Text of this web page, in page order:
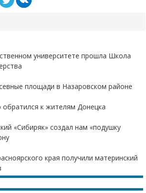
университете прошла Школа
площади в Назаровском районе
обратился к жителям Донецка
«Сибиряк» создал нам «подушку
края получили материнский